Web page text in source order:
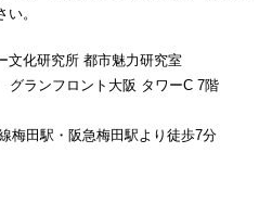
。
文化研究所 都市魅力研究室
ランフロント大阪 タワーC 7階
梅田駅・阪急梅田駅より徒歩7分